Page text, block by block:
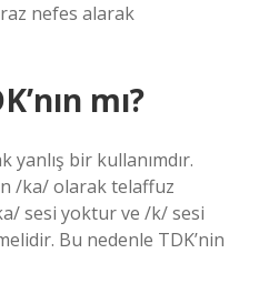
nefes alarak
mı?
yanlış bir kullanımdır.
/ka/ olarak telaffuz
sesi yoktur ve /k/ sesi
Bu nedenle TDK’nin